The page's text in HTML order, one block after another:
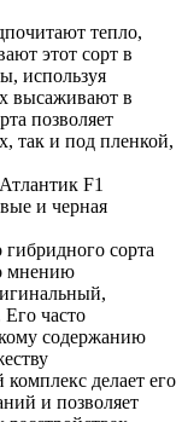
тепло,
этот сорт в
используя
высаживают в
позволяет
так и под пленкой,
F1
и черная
сорта
мнению
Его часто
содержанию
делает его
и позволяет